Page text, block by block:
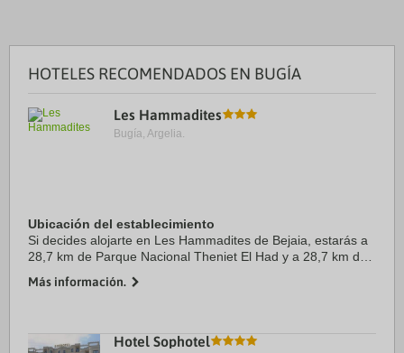
HOTELES RECOMENDADOS EN BUGÍA
Les Hammadites
Bugía, Argelia.
Ubicación del establecimiento
Si decides alojarte en Les Hammadites de Bejaia, estarás a
28,7 km de Parque Nacional Theniet El Had y a 28,7 km de
encuentra a 50,6 km de Parque Nacional ...
Más información.
Hotel Sophotel